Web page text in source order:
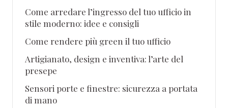
Come arredare l’ingresso del tuo ufficio in
stile moderno: idee e consigli
Come rendere più green il tuo ufficio
Artigianato, design e inventiva: l’arte del
presepe
Sensori porte e finestre: sicurezza a portata
di mano